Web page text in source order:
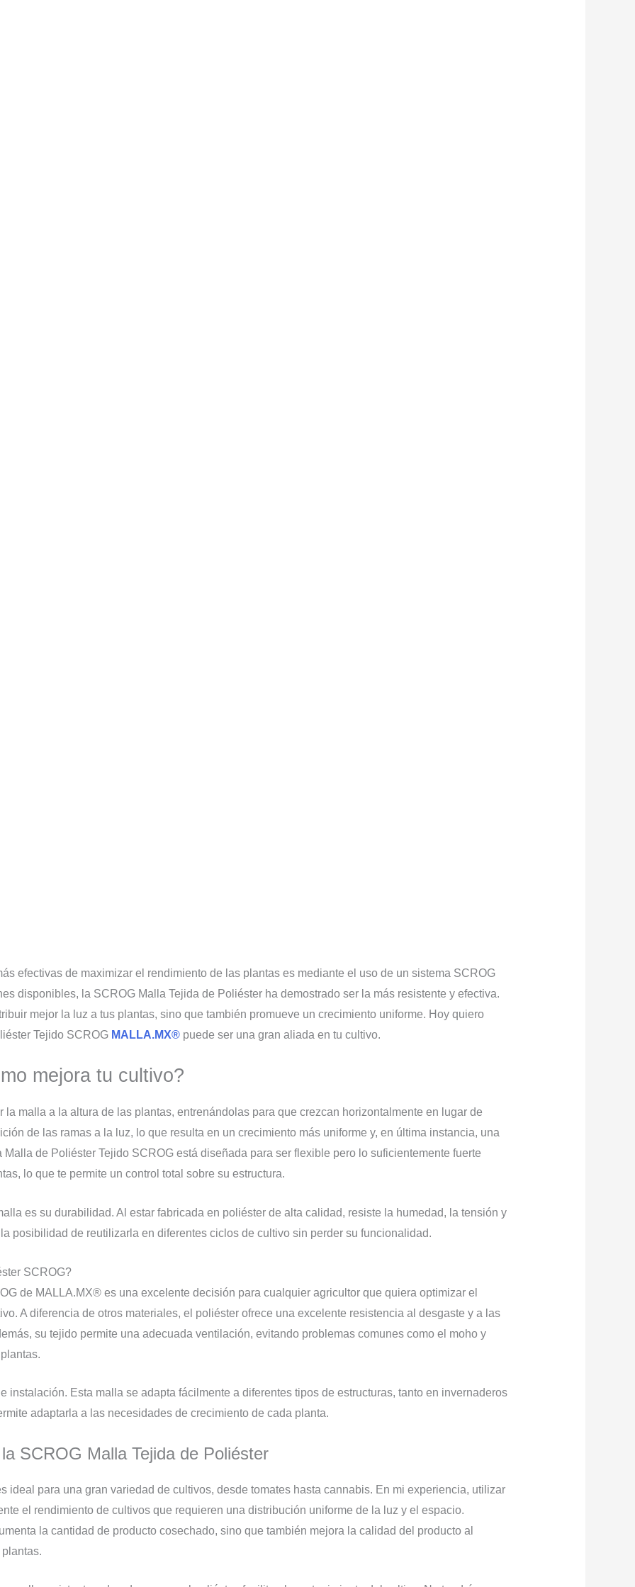
efectivas de maximizar el rendimiento de las plantas es mediante el uso de un sistema SCROG
disponibles, la SCROG Malla Tejida de Poliéster ha demostrado ser la más resistente y efectiva.
mejor la luz a tus plantas, sino que también promueve un crecimiento uniforme. Hoy quiero
Tejido SCROG MALLA.MX®puede ser una gran aliada en tu cultivo.
mejora tu cultivo?
la malla a la altura de las plantas, entrenándolas para que crezcan horizontalmente en lugar de
de las ramas a la luz, lo que resulta en un crecimiento más uniforme y, en última instancia, una
de Poliéster Tejido SCROG está diseñada para ser flexible pero lo suficientemente fuerte
lo que te permite un control total sobre su estructura.
es su durabilidad. Al estar fabricada en poliéster de alta calidad, resiste la humedad, la tensión y
posibilidad de reutilizarla en diferentes ciclos de cultivo sin perder su funcionalidad.
SCROG?
de MALLA.MX® es una excelente decisión para cualquier agricultor que quiera optimizar el
A diferencia de otros materiales, el poliéster ofrece una excelente resistencia al desgaste y a las
su tejido permite una adecuada ventilación, evitando problemas comunes como el moho y
instalación. Esta malla se adapta fácilmente a diferentes tipos de estructuras, tanto en invernaderos
adaptarla a las necesidades de crecimiento de cada planta.
SCROG Malla Tejida de Poliéster
ideal para una gran variedad de cultivos, desde tomates hasta cannabis. En mi experiencia, utilizar
el rendimiento de cultivos que requieren una distribución uniforme de la luz y el espacio.
la cantidad de producto cosechado, sino que también mejora la calidad del producto al